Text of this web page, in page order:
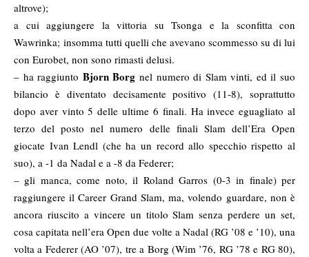
altrove);
a cui aggiungere la vittoria su Tsonga e la sconfitta con
Wawrinka; insomma tutti quelli che avevano scommesso su di lui
con Eurobet, non sono rimasti delusi.
– ha raggiunto Bjorn Borg nel numero di Slam vinti, ed il suo
bilancio è diventato decisamente positivo (11-8), soprattutto
dopo aver vinto 5 delle ultime 6 finali. Ha invece eguagliato al
terzo del posto nel numero delle finali Slam dell’Era Open
giocate Ivan Lendl (che ha un record allo specchio rispetto al
suo), a -1 da Nadal e a -8 da Federer;
– gli manca, come noto, il Roland Garros (0-3 in finale) per
raggiungere il Career Grand Slam, ma, volendo guardare, non è
ancora riuscito a vincere un titolo Slam senza perdere un set,
cosa capitata nell’era Open due volte a Nadal (RG ’08 e ’10), una
volta a Federer (AO ’07), tre a Borg (Wim ’76, RG ’78 e RG 80),